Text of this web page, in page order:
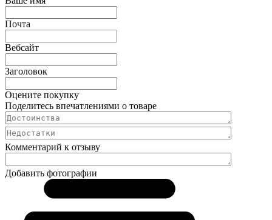
Почта
Вебсайт
Заголовок
Оцените покупку
Поделитесь впечатлениями о товаре
Комментарий к отзыву
Добавить фотографии